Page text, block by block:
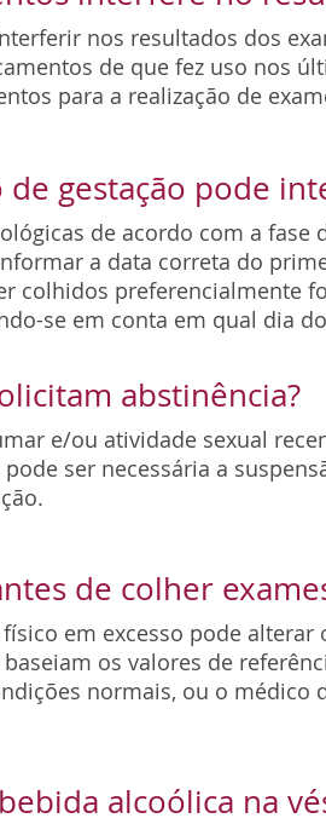
nos resultados dos
de que fez uso nos
para a realização de
gestação pode
de acordo com a
a data correta do
colhidos preferencialmente
se em conta em qual dia
abstinência?
e/ou atividade sexual
ser necessária a
de colher
em excesso pode
baseiam os valores de
normais, ou o médico
alcoólica na